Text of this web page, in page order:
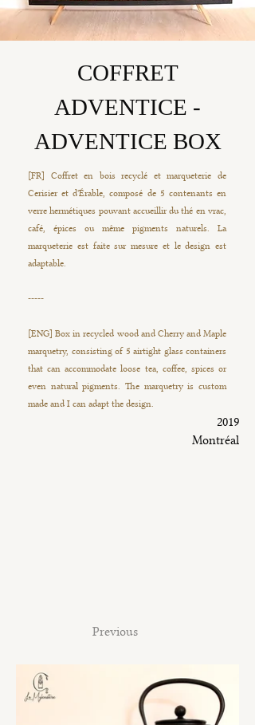
COFFRET
ADVENTICE -
ADVENTICE BOX
[FR] Coffret en bois recyclé et marqueterie de
Cerisier et d'Érable, composé de 5 contenants en
verre hermétiques pouvant accueillir du thé en vrac,
café, épices ou même pigments naturels. La
marqueterie est faite sur mesure et le design est
adaptable.
-----
[ENG] Box in recycled wood and Cherry and Maple
marquetry, consisting of 5 airtight glass containers
that can accommodate loose tea, coffee, spices or
even natural pigments. The marquetry is custom
made and I can adapt the design.
2019
Montréal
Previous